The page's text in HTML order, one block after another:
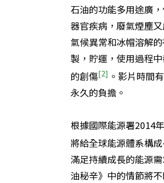
石油的功能多用途廣
器官疾病，廢氣煙塵
氣候異常和冰帽溶解
製，貯運，使用過程
的創傷[2] 。影片時間
永久的負擔。
根據國際能源署2014
將給全球能源體系構
滿足持續成長的能源
油秘辛》中的情節將